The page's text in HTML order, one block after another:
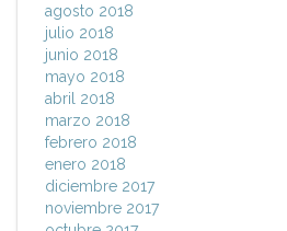
agosto 2018
julio 2018
junio 2018
mayo 2018
abril 2018
marzo 2018
febrero 2018
enero 2018
diciembre 2017
noviembre 2017